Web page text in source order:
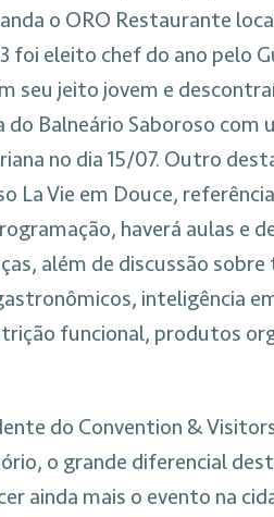
o ORO Restaurante
foi eleito chef do ano pelo
seu jeito jovem e
Balneário Saboroso com
no dia 15/07. Outro
La Vie em Douce,
haverá aulas e
além de discussão
inteligência
funcional, produtos
do Convention &
o grande diferencial
ainda mais o evento na